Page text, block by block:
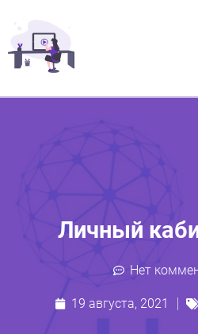
Личный
Нет
19 августа, 2021